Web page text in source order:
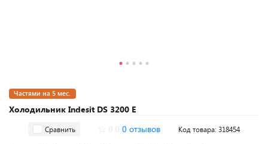
Холодильник Indesit DS 3200 E
Частями на 5 мес.
Сравнить 0 отзывов Код товара: 318454